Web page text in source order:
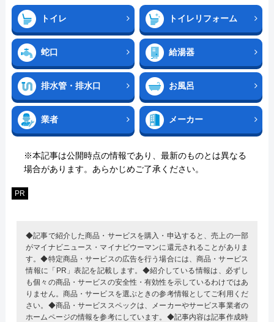
トイレ トイレリフォーム
蛇口 給湯器
排水管・排水口 お風呂
業者 メーカー
※本記事は公開時点の情報であり、最新のものとは異なる
場合があります。あらかじめご了承ください。
PR
◆記事で紹介した商品・サービスを購入・申込すると、売上の一部
がマイナビニュース・マイナビウーマンに還元されることがありま
す。◆特定商品・サービスの広告を行う場合には、商品・サービス
情報に「PR」表記を記載します。◆紹介している情報は、必ずし
も個々の商品・サービスの安全性・有効性を示しているわけではあ
りません。商品・サービスを選ぶときの参考情報としてご利用くだ
さい。◆商品・サービススペックは、メーカーやサービス事業者の
ホームページの情報を参考にしています。◆記事内容は記事作成時